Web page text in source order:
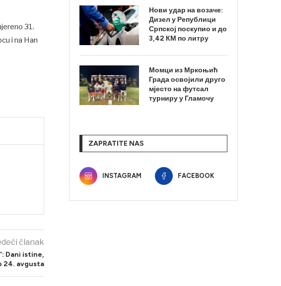
31.
i na Han
članak
Dani istine,
24. avgusta
Нови удар на возаче:
Дизел у Републици
Српској поскупио и до
3,42 КМ по литру
Момци из Мркоњић
Града освојили друго
мјесто на футсал
турниру у Гламочу
ZAPRATITE NAS
INSTAGRAM FACEBOOK